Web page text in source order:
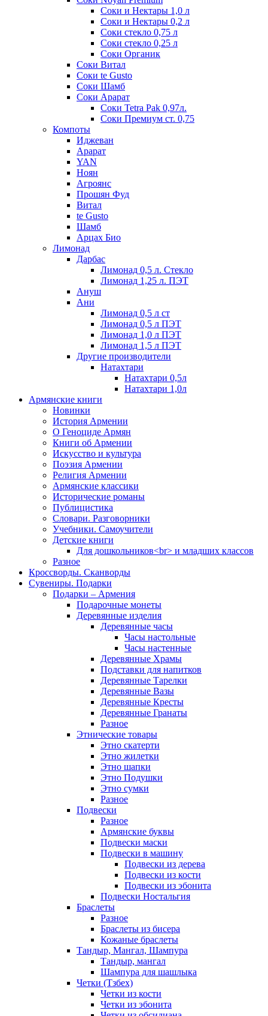
Соки и Нектары 1,0 л
Соки и Нектары 0,2 л
Соки стекло 0,75 л
Соки стекло 0,25 л
Соки Органик
Соки Витал
Соки te Gusto
Соки Шамб
Соки Арарат
Соки Tetra Pak 0,97л.
Соки Премиум ст. 0,75
Компоты
Иджеван
Арарат
YAN
Ноян
Агроянс
Прошян Фуд
Витал
te Gusto
Шамб
Арцах Био
Лимонад
Дарбас
Лимонад 0,5 л. Стекло
Лимонад 1,25 л. ПЭТ
Ануш
Ани
Лимонад 0,5 л ст
Лимонад 0,5 л ПЭТ
Лимонад 1,0 л ПЭТ
Лимонад 1,5 л ПЭТ
Другие производители
Натахтари
Натахтари 0,5л
Натахтари 1,0л
Армянские книги
Новинки
История Армении
О Геноциде Армян
Книги об Армении
Иcкусство и культура
Поэзия Армении
Религия Армении
Армянские классики
Исторические романы
Публицистика
Словари. Разговорники
Учебники. Самоучители
Детские книги
Для дошкольников<br> и младших классов
Разное
Кроссворды. Сканворды
Сувениры. Подарки
Подарки – Армения
Подарочные монеты
Деревянные изделия
Деревянные часы
Часы настольные
Часы настенные
Деревянные Храмы
Подставки для напитков
Деревянные Тарелки
Деревянные Вазы
Деревянные Кресты
Деревянные Гранаты
Разное
Этнические товары
Этно скатерти
Этно жилетки
Этно шапки
Этно Подушки
Этно сумки
Разное
Подвески
Разное
Армянские буквы
Подвески маски
Подвески в машину
Подвески из дерева
Подвески из кости
Подвески из эбонита
Подвески Ностальгия
Браслеты
Разное
Браслеты из бисера
Кожаные браслеты
Тандыр, Мангал, Шампура
Тандыр, мангал
Шампура для шашлыка
Четки (Тзбех)
Четки из кости
Четки из эбонита